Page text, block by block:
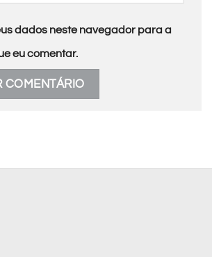
dados neste navegador para a
eu comentar.